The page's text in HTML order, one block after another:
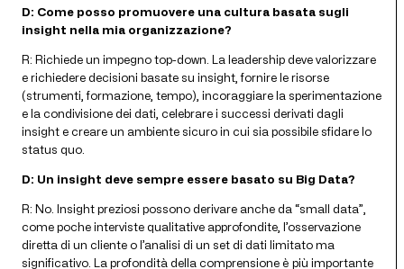
D: Come posso promuovere una cultura basata sugli
insight nella mia organizzazione?
R: Richiede un impegno top-down. La leadership deve valorizzare
e richiedere decisioni basate su insight, fornire le risorse
(strumenti, formazione, tempo), incoraggiare la sperimentazione
e la condivisione dei dati, celebrare i successi derivati dagli
insight e creare un ambiente sicuro in cui sia possibile sfidare lo
status quo.
D: Un insight deve sempre essere basato su Big Data?
R: No. Insight preziosi possono derivare anche da “small data”,
come poche interviste qualitative approfondite, l’osservazione
diretta di un cliente o l’analisi di un set di dati limitato ma
significativo. La profondità della comprensione è più importante